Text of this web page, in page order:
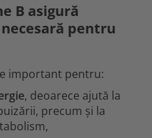
B asigură
pentru
important pentru:
, deoarece ajută la
precum și la